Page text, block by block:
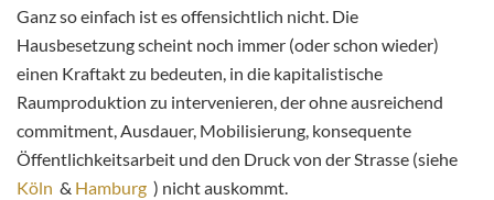
Ganz so einfach ist es offensichtlich nicht. Die
Hausbesetzung scheint noch immer (oder schon wieder)
einen Kraftakt zu bedeuten, in die kapitalistische
Raumproduktion zu intervenieren, der ohne ausreichend
commitment, Ausdauer, Mobilisierung, konsequente
Öffentlichkeitsarbeit und den Druck von der Strasse (siehe
Köln & Hamburg ) nicht auskommt.